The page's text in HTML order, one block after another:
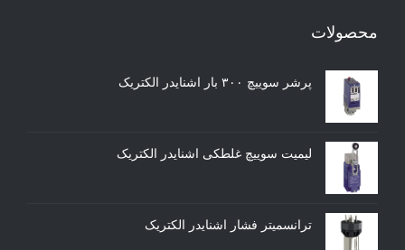
محصولات
پرشر سوییچ ۳۰۰ بار اشنایدر الکتریک
لیمیت سوییچ غلطکی اشنایدر الکتریک
ترانسمیتر فشار اشنایدر الکتریک